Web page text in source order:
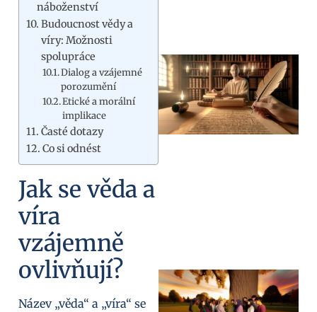
náboženství
Budoucnost vědy a
víry: Možnosti
spolupráce
Dialog a vzájemné
porozumění
Etické a morální
implikace
Časté dotazy
Co si odnést
Jak se věda a
víra
vzájemně
ovlivňují?
Název „věda“ a „víra“ se